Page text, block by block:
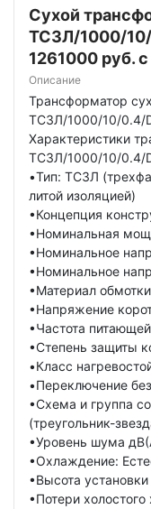
Сухой
ТСЗЛ/1000/
1261000 руб.
Описание
Трансформатор
ТСЗЛ/1000/10/0.4/
Характеристики
ТСЗЛ/1000/10/0.4/
•Тип: ТСЗЛ
литой изоляцией)
•Концепция
•Номинальная
•Номинальное
•Номинальное
•Материал
•Напряжение
•Частота
•Степень защиты
•Класс
•Переключение
•Схема и группа
(треугольник-
•Уровень шума
•Охлаждение:
•Высота
•Потери